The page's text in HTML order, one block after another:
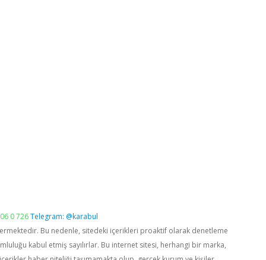
0 726Telegram: @karabul
Bu nedenle, sitedeki içerikleri proaktif olarak denetleme
kabul etmiş sayılırlar. Bu internet sitesi, herhangi bir marka,